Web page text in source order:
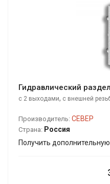
Гидравлический
с 2 выходами, с внешней
Производитель: СЕВЕР
Страна: Россия
Получить